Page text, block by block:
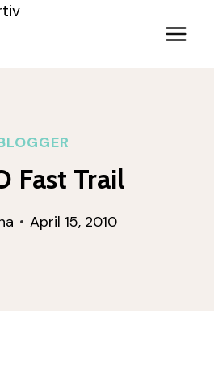
Fast Trail
April 15, 2010